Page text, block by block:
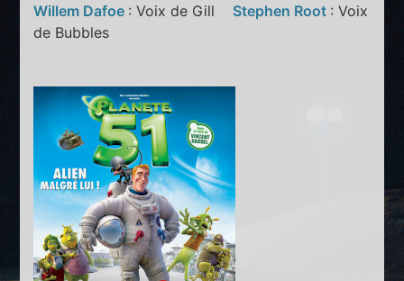
Willem Dafoe : Voix de Gill Stephen Root : Voix
de Bubbles